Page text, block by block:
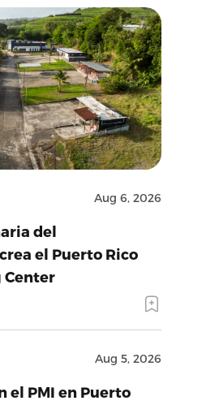
Aug 6, 2026
del
el Puerto Rico
Center
Aug 5, 2026
el PMI en Puerto